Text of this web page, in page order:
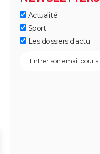
Actualité
Sport
Les dossiers d'actu